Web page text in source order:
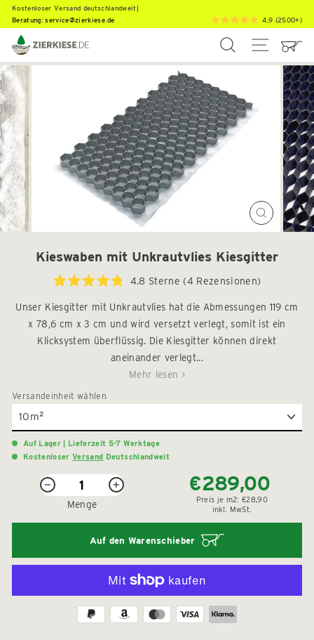
Direkt
zum
Inhalt
Kostenloser Versand d|
Beratung:service@zierkiese.de 4,9 (2500+)
SUCHE
Schließen
(Esc)
Kieswaben mit Unkrautvlies Kiesgitter
4.8
von
5
bewertet
4.8 Sterne (4 Rezensionen)
um
zu
den
Unser Kiesgitter mit Unkrautvlies hat die Abmessungen 119 cm
x 78,6 cm x 3 cm und wird versetzt verlegt, somit ist ein
Klicksystem überflüssig. Die Kiesgitter können direkt
aneinander verlegt...
Mehr lesen >
Versandeinheitwählen
Auf Lager | Lieferzeit 5-7 Werktage
KostenloserVersand Deutschlandweit
−
+
Menge
Normaler
Preis
€289,00
Preis je m2: €28,90
inkl. MwSt.
Auf den Warenschieber